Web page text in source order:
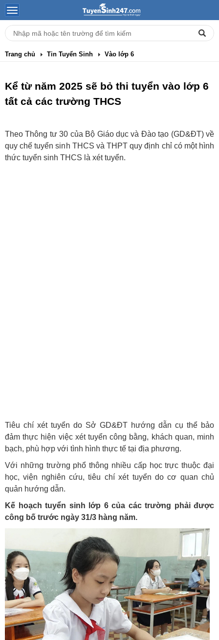
Trang chủ Tin Tuyển Sinh Vào lớp 6
Kể từ năm 2025 sẽ bỏ thi tuyển vào lớp 6
tất cả các trường THCS
Theo Thông tư 30 của Bộ Giáo dục và Đào tạo (GD&ĐT) về
quy chế tuyển sinh THCS và THPT quy định chỉ có một hình
thức tuyển sinh THCS là xét tuyển.
Tiêu chí xét tuyển do Sở GD&ĐT hướng dẫn cụ thể bảo
đảm thực hiện việc xét tuyển công bằng, khách quan, minh
bạch, phù hợp với tình hình thực tế tại địa phương.
Với những trường phổ thông nhiều cấp học trực thuộc đại
học, viện nghiên cứu, tiêu chí xét tuyển do cơ quan chủ
quản hướng dẫn.
Kế hoạch tuyển sinh lớp 6 của các trường phải được
công bố trước ngày 31/3 hàng năm.